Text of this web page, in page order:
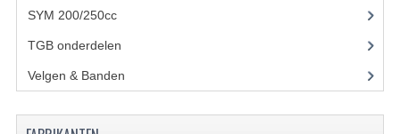
SYM 200/250cc(15)
TGB onderdelen
Velgen & Banden